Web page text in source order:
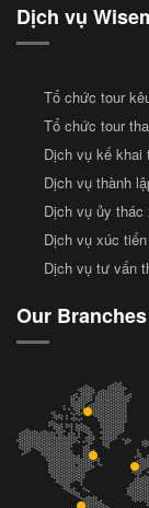
Dịch vụ
Tổ chức tour
Tổ chức tour
Dịch vụ kế khai
Dịch vụ thành
Dịch vụ ủy thác
Dịch vụ xúc
Dịch vụ tư vấn
Our Branches